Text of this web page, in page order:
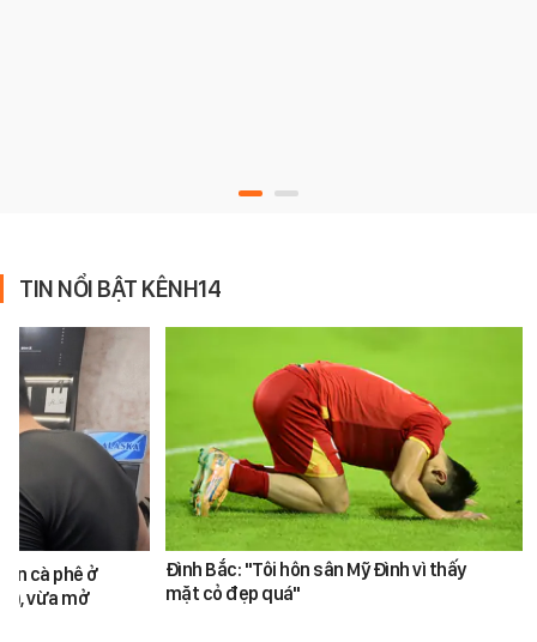
TIN NỔI BẬT KÊNH14
cà phê ở
vừa mở
Đình Bắc: "Tôi hôn sân Mỹ Đình vì thấy
mặt cỏ đẹp quá"